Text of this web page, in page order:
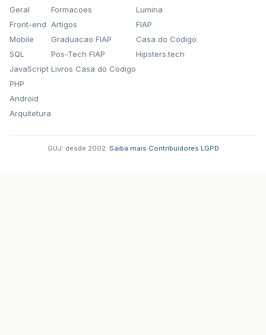
Geral
Front-end
Mobile
SQL
JavaScript
PHP
Android
Arquitetura
Formacoes
Artigos
Graduacao FIAP
Pos-Tech FIAP
Livros Casa do Codigo
Lumina
FIAP
Casa do Codigo
Hipsters.tech
GUJ: desde 2002. Saiba mais Contribuidores LGPD